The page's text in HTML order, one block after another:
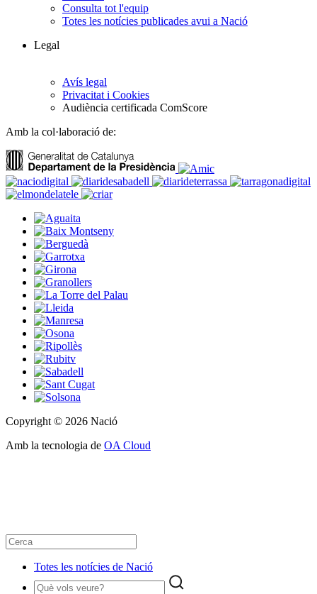
Consulta tot l'equip
Totes les notícies publicades avui a Nació
Legal
Avís legal
Privacitat i Cookies
Audiència certificada ComScore
Amb la col·laboració de:
Copyright © 2026 Nació
Amb la tecnologia de OA Cloud
Totes les notícies de Nació